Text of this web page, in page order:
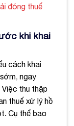
đóng thuế
khi khai
cách khai
ngay
Việc thu thập
thuế xử lý hồ
Cụ thể bao